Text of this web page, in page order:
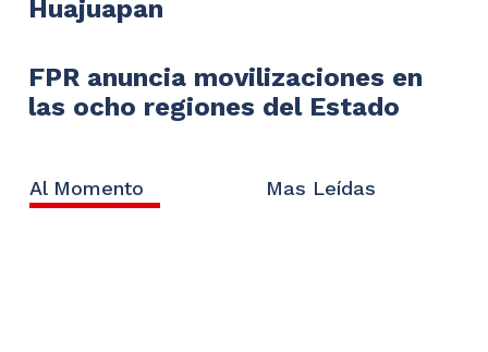
Huajuapan
FPR anuncia movilizaciones en
las ocho regiones del Estado
Al Momento Mas Leídas